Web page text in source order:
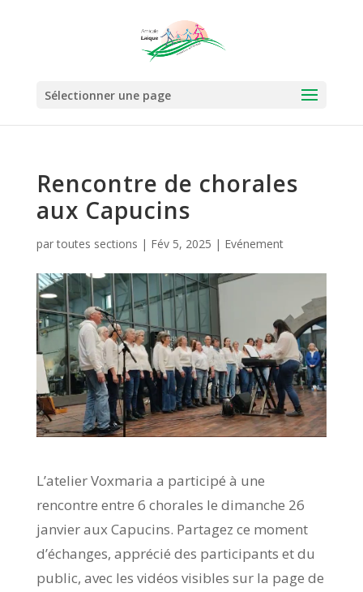
Sélectionner une page
Rencontre de chorales
aux Capucins
partoutes sections | Fév 5, 2025 | Evénement
L’atelier Voxmaria a participé à une
rencontre entre 6 chorales le dimanche 26
janvier aux Capucins. Partagez ce moment
d’échanges, apprécié des participants et du
public, avec les vidéos visibles sur la page de